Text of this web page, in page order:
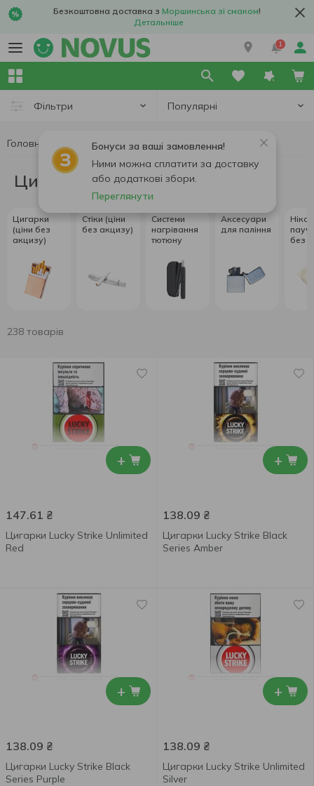
Безкоштовна доставка з Моршинська зі смаком!
Детальніше
1
Фільтри Популярні
Бонуси за ваші замовлення!
Ними можна сплатити за доставку
або додаткові збори.
Переглянути
Головна Цигарки, стіки, аксесуари
Цигарки, стіки, аксесуари
Цигарки
(ціни без
акцизу)
Стіки (ціни
без акцизу)
Системи
нагрівання
тютюну
Аксесуари
для паління
без
238 товарів
+
147.61 ₴
Цигарки Lucky Strike Unlimited
Red
+
138.09 ₴
Цигарки Lucky Strike Black
Series Amber
+
138.09 ₴
Цигарки Lucky Strike Black
Series Purple
+
138.09 ₴
Цигарки Lucky Strike Unlimited
Silver